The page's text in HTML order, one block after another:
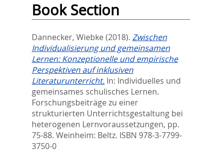
Book Section
Dannecker, Wiebke (2018). Zwischen
Individualisierung und gemeinsamen
Lernen: Konzeptionelle und empirische
Perspektiven auf inklusiven
Literaturunterricht. In: Individuelles und
gemeinsames schulisches Lernen.
Forschungsbeiträge zu einer
strukturierten Unterrichtsgestaltung bei
heterogenen Lernvoraussetzungen, pp.
75-88. Weinheim: Beltz. ISBN 978-3-7799-
3750-0